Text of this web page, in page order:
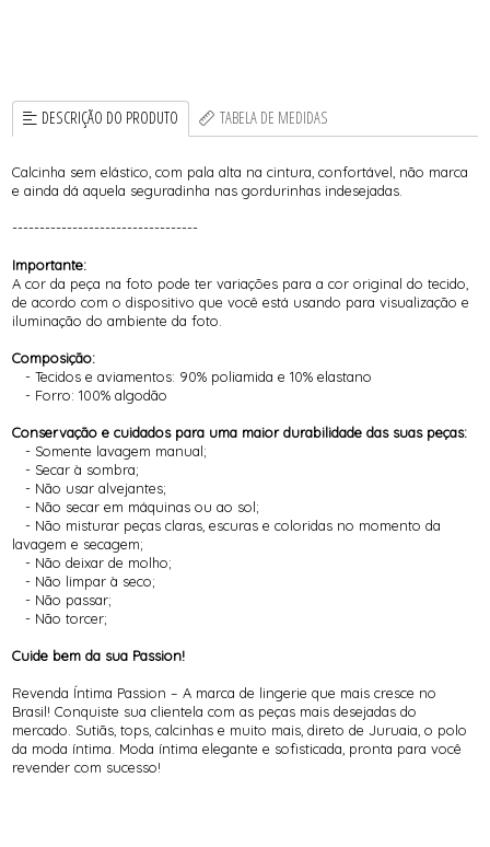
DESCRIÇÃO DO PRODUTO TABELA DE MEDIDAS
Calcinha sem elástico, com pala alta na cintura, confortável, não marca
e ainda dá aquela seguradinha nas gordurinhas indesejadas.
----------------------------------
Importante:
A cor da peça na foto pode ter variações para a cor original do tecido,
de acordo com o dispositivo que você está usando para visualização e
iluminação do ambiente da foto.
Composição:
- Tecidos e aviamentos: 90% poliamida e 10% elastano
- Forro: 100% algodão
Conservação e cuidados para uma maior durabilidade das suas peças:
- Somente lavagem manual;
- Secar à sombra;
- Não usar alvejantes;
- Não secar em máquinas ou ao sol;
- Não misturar peças claras, escuras e coloridas no momento da
lavagem e secagem;
- Não deixar de molho;
- Não limpar à seco;
- Não passar;
- Não torcer;
Cuide bem da sua Passion!
Revenda Íntima Passion – A marca de lingerie que mais cresce no
Brasil! Conquiste sua clientela com as peças mais desejadas do
mercado. Sutiãs, tops, calcinhas e muito mais, direto de Juruaia, o polo
da moda íntima. Moda íntima elegante e sofisticada, pronta para você
revender com sucesso!